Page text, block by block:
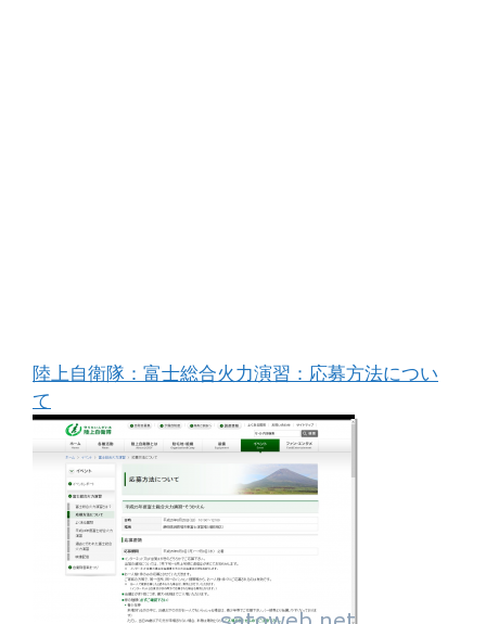
陸上自衛隊：富士総合火力演習：応募方法につい
て